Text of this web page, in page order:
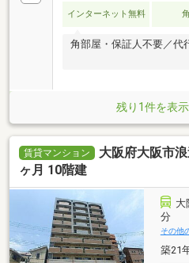
インターネット無料
角部屋・保証人不要／代
残り1件を表
賃貸マンション
大阪府大阪市
ヶ月 10階建
大
分
その他
築21